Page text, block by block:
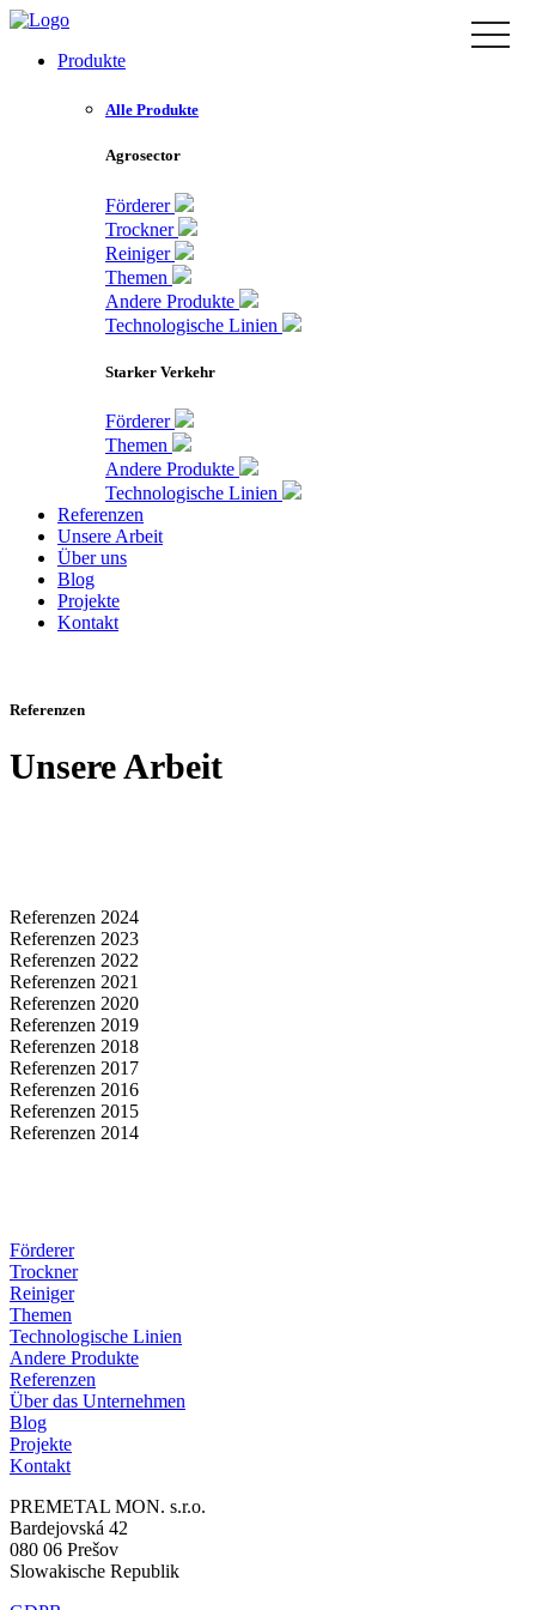
Zum
springenProdukte
Alle Produkte
Agrosector
Förderer
Trockner
Reiniger
Themen
Andere Produkte
Technologische Linien
Starker Verkehr
Förderer
Themen
Andere Produkte
Technologische Linien
Referenzen
Unsere Arbeit
Über uns
Blog
Projekte
Kontakt
toggle
Referenzen
Unsere Arbeit
Referenzen 2024
Referenzen 2023
Referenzen 2022
Referenzen 2021
Referenzen 2020
Referenzen 2019
Referenzen 2018
Referenzen 2017
Referenzen 2016
Referenzen 2015
Referenzen 2014
Förderer
Trockner
Reiniger
Themen
Technologische Linien
Andere Produkte
Referenzen
Über das Unternehmen
Blog
Projekte
Kontakt
PREMETAL MON. s.r.o.
Bardejovská 42
080 06 Prešov
Slowakische Republik